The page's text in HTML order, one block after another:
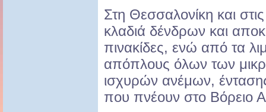
Στη Θεσσαλονίκη και
κλαδιά δένδρων και
πινακίδες, ενώ από τα
απόπλους όλων των
ισχυρών ανέμων,
που πνέουν στο Βόρειο